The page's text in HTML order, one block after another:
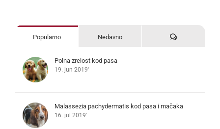
Popularno Nedavno Komentari
Polna zrelost kod pasa
19. jun 2019'
Malassezia pachydermatis kod pasa i mačaka
16. jul 2019'